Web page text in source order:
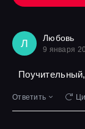
Л Любовь
9 января
Ответить